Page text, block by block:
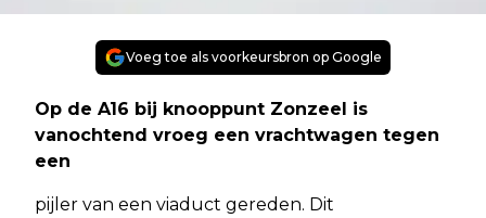
Voeg toe als voorkeursbron op Google
Op de A16 bij knooppunt Zonzeel is
vanochtend vroeg een vrachtwagen tegen
een
pijler van een viaduct gereden. Dit